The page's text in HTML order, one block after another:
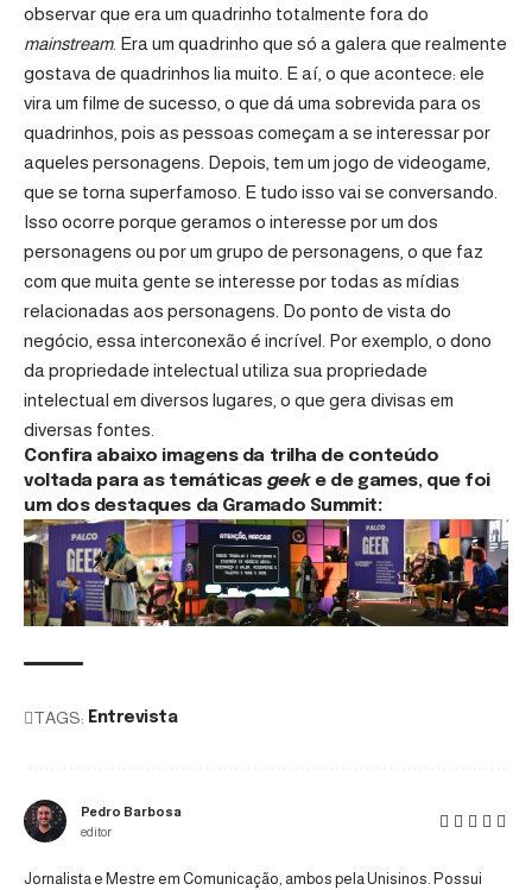
observar que era um quadrinho totalmente fora do
mainstream. Era um quadrinho que só a galera que realmente
gostava de quadrinhos lia muito. E aí, o que acontece: ele
vira um filme de sucesso, o que dá uma sobrevida para os
quadrinhos, pois as pessoas começam a se interessar por
aqueles personagens. Depois, tem um jogo de videogame,
que se torna superfamoso. E tudo isso vai se conversando.
Isso ocorre porque geramos o interesse por um dos
personagens ou por um grupo de personagens, o que faz
com que muita gente se interesse por todas as mídias
relacionadas aos personagens. Do ponto de vista do
negócio, essa interconexão é incrível. Por exemplo, o dono
da propriedade intelectual utiliza sua propriedade
intelectual em diversos lugares, o que gera divisas em
diversas fontes.
Confira abaixo imagens da trilha de conteúdo
voltada para as temáticas geeke de games, que foi
um dos destaques da Gramado Summit:
TAGS: Entrevista
Pedro Barbosa
editor
Jornalista e Mestre em Comunicação, ambos pela Unisinos. Possui